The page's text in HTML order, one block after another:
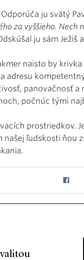
ju svätý
za vyššieho. Nech
ju sám
naisto by
adresu
panovačnosť
počnúc tými
prostriedkov.
ľudskosti ňou